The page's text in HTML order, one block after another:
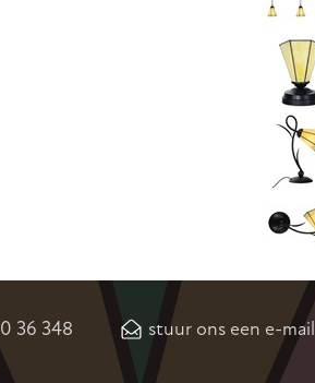
36 348 stuur ons een e-mail